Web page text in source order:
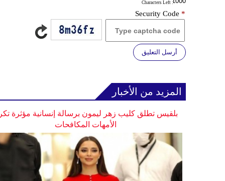
: Characters Left
Security Code *
أرسل التعليق
المزيد من الأخبار
بلقيس تطلق كليب زهر ليمون برسالة إنسانية مؤثرة
الأمهات المكافحات